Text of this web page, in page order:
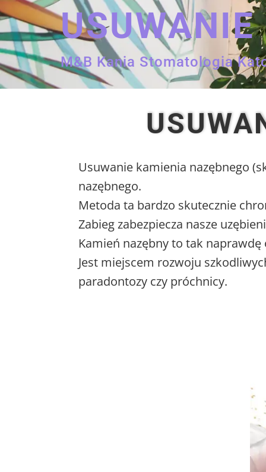
M&B Kania Stomatologia
Usuwanie kamienia nazębnego
nazębnego.
Metoda ta bardzo skutecznie
Zabieg zabezpiecza nasze
Kamień nazębny to tak
Jest miejscem rozwoju
paradontozy czy próchnicy.